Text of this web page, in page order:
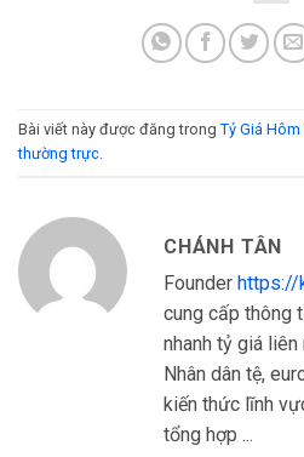
Bài viết này được đăng trong Tỷ Giá Hôm
thường trực.
CHÁNH TÂN
Founder https://
cung cấp thông
nhanh tỷ giá liên
Nhân dân tệ,
kiến thức lĩnh
tổng hợp ...